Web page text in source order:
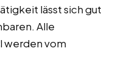
lässt sich gut
Alle
vom